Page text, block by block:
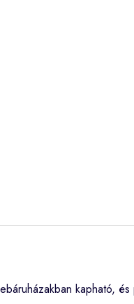
kapható,